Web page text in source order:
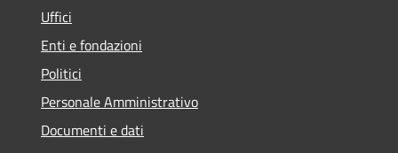
Uffici
Enti e fondazioni
Politici
Personale Amministrativo
Documenti e dati